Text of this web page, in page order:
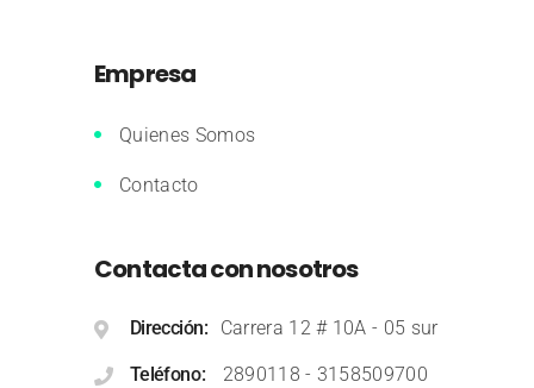
Empresa
Quienes Somos
Contacto
Contacta con nosotros
Dirección Carrera 12 # 10A - 05 sur
Teléfono 2890118 - 3158509700